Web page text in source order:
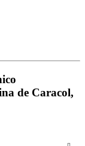
de Caracol,